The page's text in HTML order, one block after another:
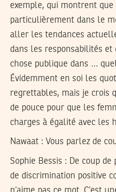
exemple, qui montrent
particulièrement dans le
aller les tendances
dans les responsabilités
chose publique dans …
Évidemment en soi les
regrettables, mais je crois
de pouce pour que les
charges à égalité avec les
Nawaat : Vous parlez de
Sophie Bessis : De coup
de discrimination positive